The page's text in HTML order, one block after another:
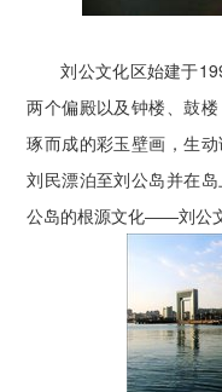
刘公文化区始建于
两个偏殿以及钟楼、鼓
琢而成的彩玉壁画，生
刘民漂泊至刘公岛并在
公岛的根源文化――刘公文